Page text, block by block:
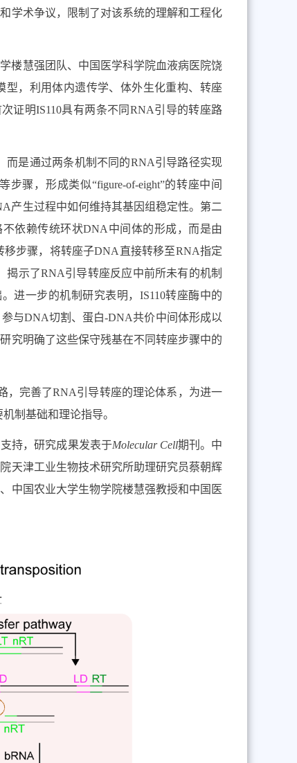
学术争议，限制了对该系统的理解和工程化
楼慧强团队、中国医学科学院血液病医院饶
型，利用体内遗传学、体外生化重构、转座
证明IS110具有两条不同 RNA引导的转座路
而是通过两条机制不同的RNA引导路径实现
步骤，形成类似“figure-of-eight”的转座中间
产生过程中如何维持其基因组稳定性。第二
依赖传统环状DNA 中间体的形成，而是由
移步骤，将转座子DNA 直接转移至RNA指定
揭示了RNA引导转座反应中前所未有的机制
进一步的机制研究表明， IS110转座酶中的
与DNA切割、蛋白-DNA共价中间体形成以
究明确了这些保守残基在不同转座步骤中的
，完善了RNA引导转座的理论体系，为进一
制基础和理论指导。
持，研究成果发表于Molecular Cell期刊 。中
天津工业生物技术研究所助理研究员蔡朝辉
中国农业大学生物学院楼慧强教授和中国医